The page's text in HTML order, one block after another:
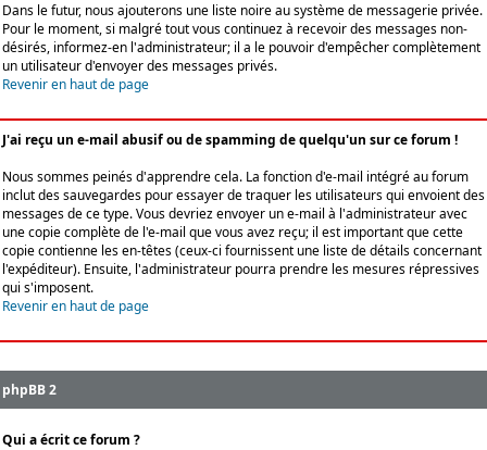
Dans le futur, nous ajouterons une liste noire au système de messagerie privée.
Pour le moment, si malgré tout vous continuez à recevoir des messages non-
désirés, informez-en l'administrateur; il a le pouvoir d'empêcher complètement
un utilisateur d'envoyer des messages privés.
Revenir en haut de page
J'ai reçu un e-mail abusif ou de spamming de quelqu'un sur ce forum !
Nous sommes peinés d'apprendre cela. La fonction d'e-mail intégré au forum
inclut des sauvegardes pour essayer de traquer les utilisateurs qui envoient des
messages de ce type. Vous devriez envoyer un e-mail à l'administrateur avec
une copie complète de l'e-mail que vous avez reçu; il est important que cette
copie contienne les en-têtes (ceux-ci fournissent une liste de détails concernant
l'expéditeur). Ensuite, l'administrateur pourra prendre les mesures répressives
qui s'imposent.
Revenir en haut de page
phpBB 2
Qui a écrit ce forum ?